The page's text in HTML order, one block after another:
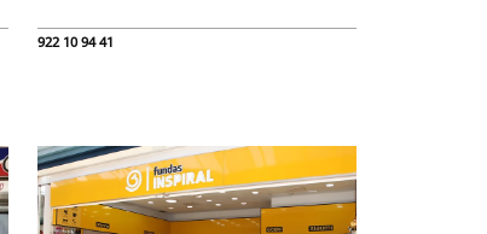
922 10 94 41